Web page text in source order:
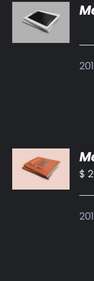
DETALLES
AL
CARRITO
/
$